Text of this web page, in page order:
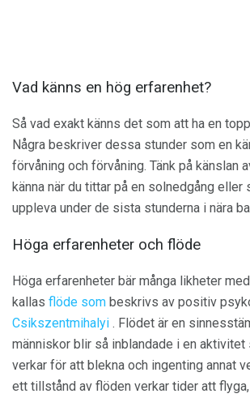
Vad känns en hög erfarenhet?
Så vad exakt känns det som att ha en
Några beskriver dessa stunder som en
förvåning och förvåning. Tänk på känslan
känna när du tittar på en solnedgång eller
uppleva under de sista stunderna i nära
Höga erfarenheter och flöde
Höga erfarenheter bär många likheter
kallas flöde som beskrivs av positiv
Csikszentmihalyi . Flödet är en
människor blir så inblandade i en aktivitet
verkar för att blekna och ingenting annat
ett tillstånd av flöden verkar tider att